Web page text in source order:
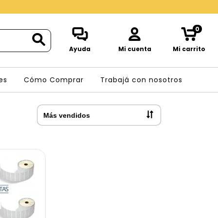
Ayuda Mi cuenta Mi carrito
0
Cómo Comprar Trabajá con nosotros